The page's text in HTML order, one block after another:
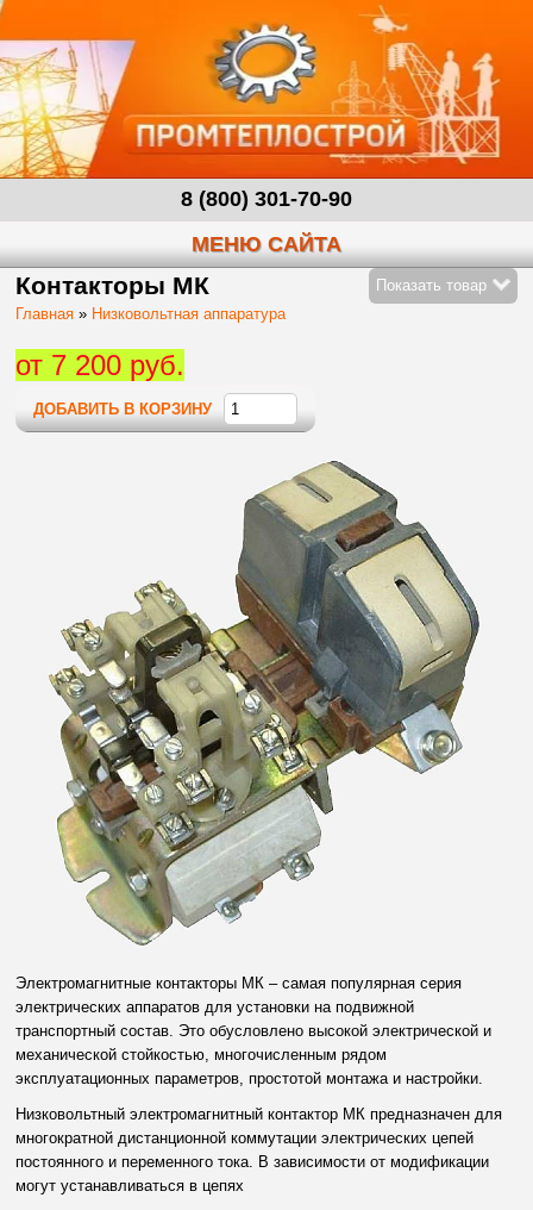
8 (800) 301-70-90
МЕНЮ САЙТА
Контакторы МК
Показать товар
Главная » Низковольтная аппаратура
от 7 200 руб.
ДОБАВИТЬ В КОРЗИНУ
Электромагнитные контакторы МК – самая популярная серия
электрических аппаратов для установки на подвижной
транспортный состав. Это обусловлено высокой электрической и
механической стойкостью, многочисленным рядом
эксплуатационных параметров, простотой монтажа и настройки.
Низковольтныйэлектромагнитный контактор МК предназначен для
многократной дистанционной коммутации электрических цепей
постоянного и переменного тока. В зависимости от модификации
могут устанавливаться в цепях